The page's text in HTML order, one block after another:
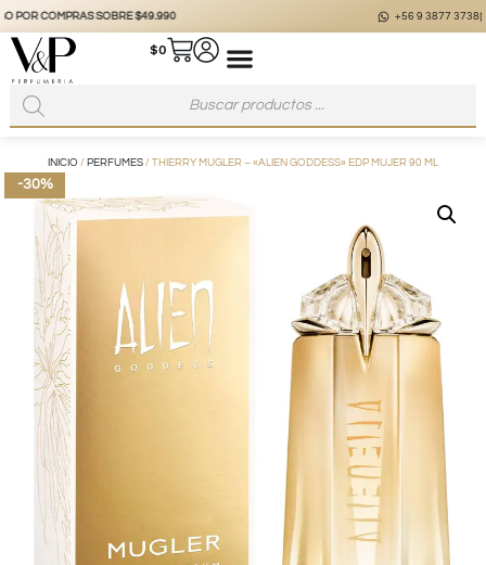
+56 9 3877 3738 vypstore.cl
$0
INICIO / PERFUMES / THIERRY MUGLER – «ALIEN GODDESS» EDP MUJER 90 ML
-30%